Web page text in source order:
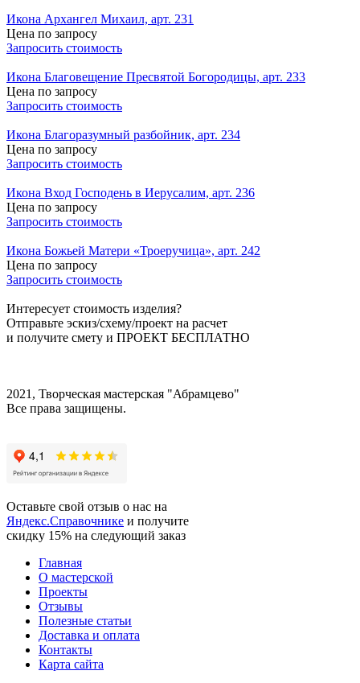
Икона Архангел Михаил, арт. 231
Цена по запросу
Запросить стоимость
Икона Благовещение Пресвятой Богородицы, арт. 233
Цена по запросу
Запросить стоимость
Икона Благоразумный разбойник, арт. 234
Цена по запросу
Запросить стоимость
Икона Вход Господень в Иерусалим, арт. 236
Цена по запросу
Запросить стоимость
Икона Божьей Матери «Троеручица», арт. 242
Цена по запросу
Запросить стоимость
Интересует стоимость изделия?
Отправьте эскиз/схему/проект на расчет
и получите смету и ПРОЕКТ БЕСПЛАТНО
2021, Творческая мастерская "Абрамцево"
Все права защищены.
Оставьте свой отзыв о нас на
Яндекс.Справочнике и получите
скидку 15% на следующий заказ
Главная
О мастерской
Проекты
Отзывы
Полезные статьи
Доставка и оплата
Контакты
Карта сайта